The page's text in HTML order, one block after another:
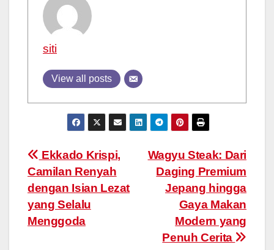
siti
View all posts
Post
navigation
Wagyu Steak: Dari
Daging Premium
Jepang hingga
Gaya Makan
Modern yang
Penuh Cerita
Ekkado Krispi,
Camilan Renyah
dengan Isian Lezat
yang Selalu
Menggoda